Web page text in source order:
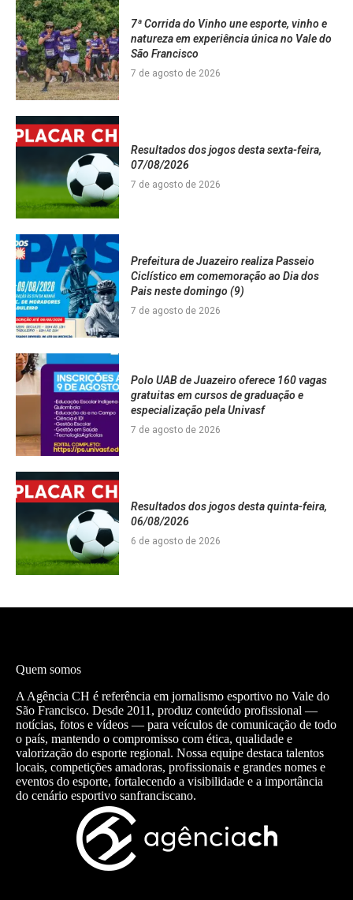
7ª Corrida do Vinho une esporte, vinho e
natureza em experiência única no Vale do
São Francisco
7 de agosto de 2026
Resultados dos jogos desta sexta-feira,
07/08/2026
7 de agosto de 2026
Prefeitura de Juazeiro realiza Passeio
Ciclístico em comemoração ao Dia dos
Pais neste domingo (9)
7 de agosto de 2026
Polo UAB de Juazeiro oferece 160 vagas
gratuitas em cursos de graduação e
especialização pela Univasf
7 de agosto de 2026
Resultados dos jogos desta quinta-feira,
06/08/2026
6 de agosto de 2026
Quem somos
A Agência CH é referência em jornalismo esportivo no Vale do
São Francisco. Desde 2011, produz conteúdo profissional —
notícias, fotos e vídeos — para veículos de comunicação de todo
o país, mantendo o compromisso com ética, qualidade e
valorização do esporte regional. Nossa equipe destaca talentos
locais, competições amadoras, profissionais e grandes nomes e
eventos do esporte, fortalecendo a visibilidade e a importância
do cenário esportivo sanfranciscano.